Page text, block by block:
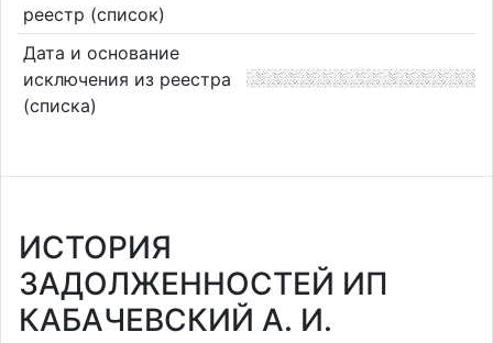
реестр (список)
Дата и основание
исключения из реестра
(списка)
ИСТОРИЯ
ЗАДОЛЖЕННОСТЕЙ ИП
КАБАЧЕВСКИЙ А. И.